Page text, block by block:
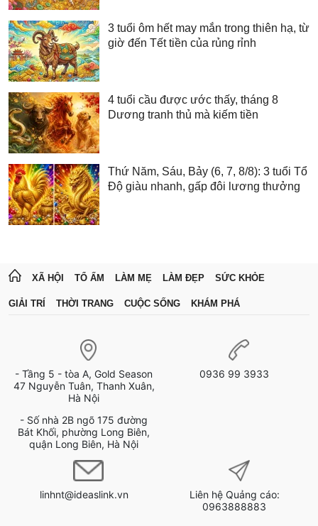
3 tuổi ôm hết may mắn trong thiên hạ, từ
giờ đến Tết tiền của rủng rỉnh
4 tuổi cầu được ước thấy, tháng 8
Dương tranh thủ mà kiếm tiền
Thứ Năm, Sáu, Bảy (6, 7, 8/8): 3 tuổi Tổ
Độ giàu nhanh, gấp đôi lương thưởng
XÃ HỘI TỔ ẤM LÀM MẸ LÀM ĐẸP SỨC KHỎE
GIẢI TRÍ THỜI TRANG CUỘC SỐNG KHÁM PHÁ
- Tầng 5 - tòa A, Gold Season
47 Nguyễn Tuân, Thanh Xuân,
Hà Nội
- Số nhà 2B ngõ 175 đường
Bát Khối, phường Long Biên,
quận Long Biên, Hà Nội
0936 99 3933
linhnt@ideaslink.vn
Liên hệ Quảng cáo:
0963888883